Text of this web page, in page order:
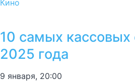
Кино
10 самых
2025 года
9 января, 20:00